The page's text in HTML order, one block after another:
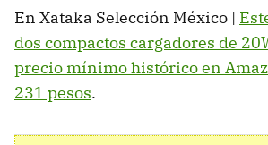
En Xataka Selección México |
dos compactos cargadores de
precio mínimo histórico en
231 pesos.